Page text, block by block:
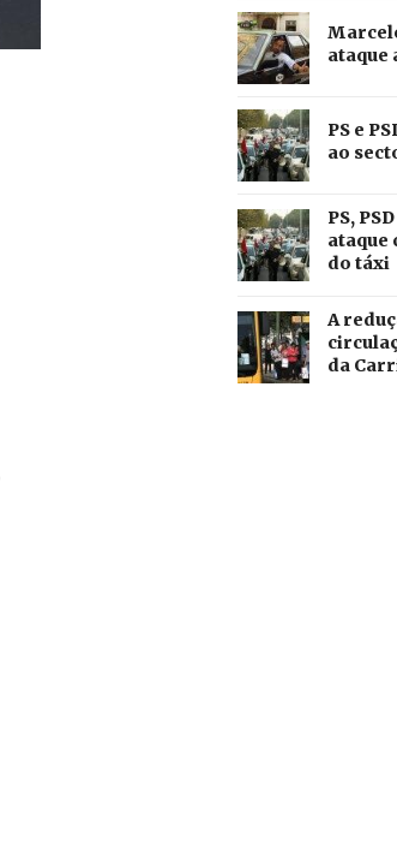
ataque
PS e
ao
PS,
ataque
do táxi
A
da